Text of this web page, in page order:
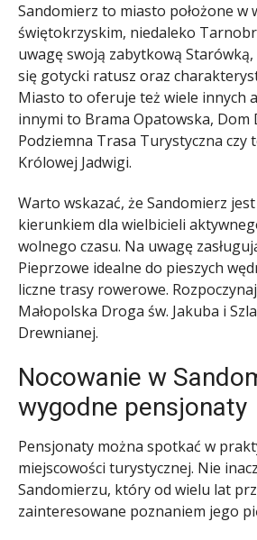
Sandomierz to miasto położone w
świętokrzyskim, niedaleko
uwagę swoją zabytkową
się gotycki ratusz oraz
Miasto to oferuje też wiele innych
innymi to Brama Opatowska, Dom
Podziemna Trasa Turystyczna czy
Królowej Jadwigi.
Warto wskazać, że Sandomierz
kierunkiem dla wielbicieli
wolnego czasu. Na uwagę
Pieprzowe idealne do pieszych
liczne trasy rowerowe.
Małopolska Droga św. Jakuba i
Drewnianej.
Nocowanie w
wygodne pensjonaty
Pensjonaty można spotkać w
miejscowości turystycznej. Nie
Sandomierzu, który od wielu lat
zainteresowane poznaniem jego